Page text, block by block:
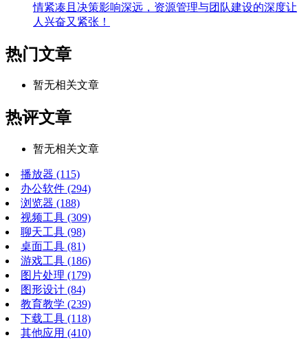
情紧凑且决策影响深远，资源管理与团队建设的深度让
人兴奋又紧张！
热门文章
暂无相关文章
热评文章
暂无相关文章
播放器 (115)
办公软件 (294)
浏览器 (188)
视频工具 (309)
聊天工具 (98)
桌面工具 (81)
游戏工具 (186)
图片处理 (179)
图形设计 (84)
教育教学 (239)
下载工具 (118)
其他应用 (410)